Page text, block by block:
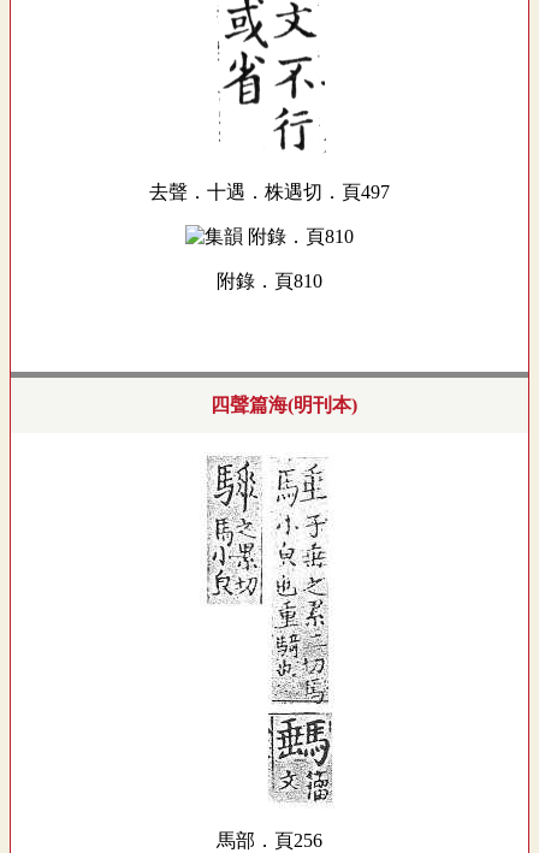
去聲．十遇．株遇切．頁497
附錄．頁810
四聲篇海(明刊本)
馬部．頁256